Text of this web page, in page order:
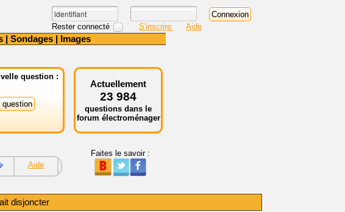
Rester connecté S'inscrire Aide
| Sondages | Images
question :
Actuellement
23 984
questions dans le
forum électroménager
Aide
Faites le savoir :
disjoncter